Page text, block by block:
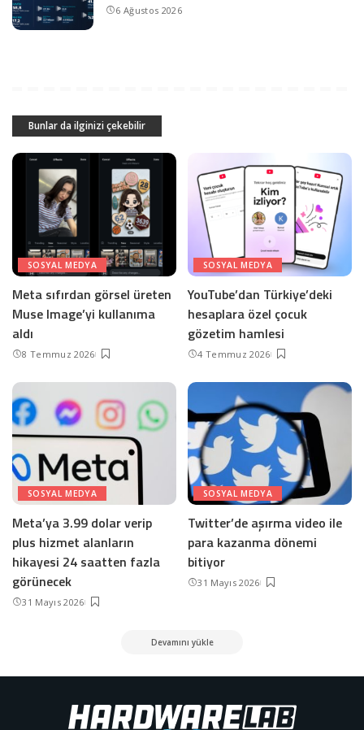
6 Ağustos 2026
Bunlar da ilginizi çekebilir
SOSYAL MEDYA
Meta sıfırdan görsel üreten
Muse Image’yi kullanıma
aldı
8 Temmuz 2026
SOSYAL MEDYA
YouTube’dan Türkiye’deki
hesaplara özel çocuk
gözetim hamlesi
4 Temmuz 2026
SOSYAL MEDYA
Meta’ya 3.99 dolar verip
plus hizmet alanların
hikayesi 24 saatten fazla
görünecek
31 Mayıs 2026
SOSYAL MEDYA
Twitter’de aşırma video ile
para kazanma dönemi
bitiyor
31 Mayıs 2026
Devamını yükle